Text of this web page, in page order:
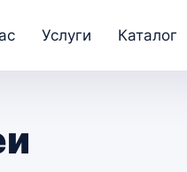
Услуги Каталог